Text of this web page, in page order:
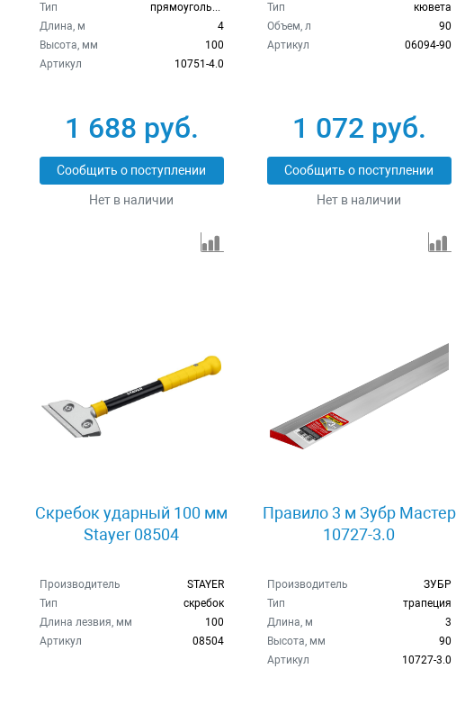
Тип
прямоугольное
Длина, м
4
Высота, мм
100
Артикул
10751-4.0
1 688 руб.
Сообщить о поступлении
Нет в наличии
Тип
кювета
Объем, л
90
Артикул
06094-90
1 072 руб.
Сообщить о поступлении
Нет в наличии
Скребок ударный 100 мм
Stayer 08504
Производитель
STAYER
Тип
скребок
Длина лезвия, мм
100
Артикул
08504
Правило 3 м Зубр Мастер
10727-3.0
Производитель
ЗУБР
Тип
трапеция
Длина, м
3
Высота, мм
90
Артикул
10727-3.0